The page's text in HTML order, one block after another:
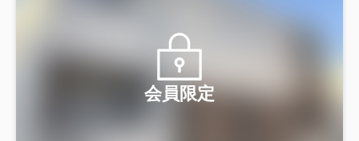
会員限定